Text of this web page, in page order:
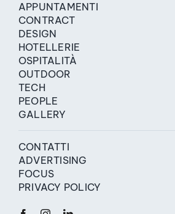
APPUNTAMENTI
CONTRACT
DESIGN
HOTELLERIE
OSPITALITÀ
OUTDOOR
TECH
PEOPLE
GALLERY
CONTATTI
ADVERTISING
FOCUS
PRIVACY POLICY